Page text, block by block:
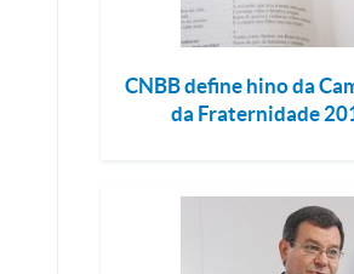
CNBB define hino da
da Fraternidade